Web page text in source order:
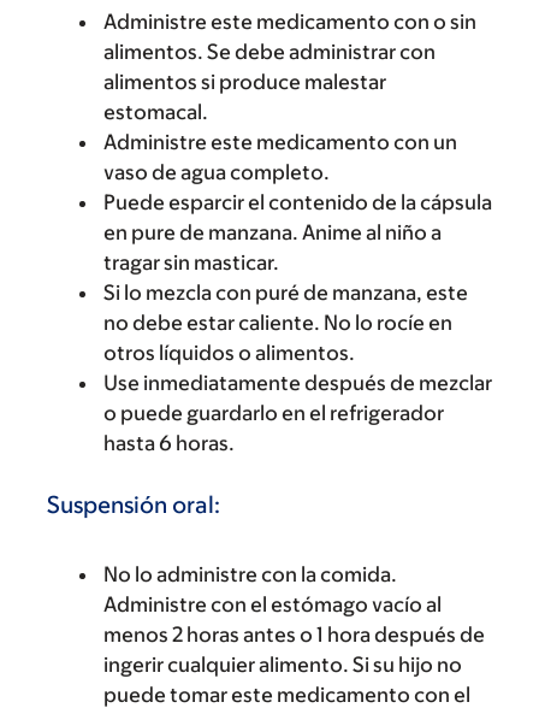
Administre este medicamento con o sin
alimentos. Se debe administrar con
alimentos si produce malestar
estomacal.
Administre este medicamento con un
vaso de agua completo.
Puede esparcir el contenido de la cápsula
en pure de manzana. Anime al niño a
tragar sin masticar.
Si lo mezcla con puré de manzana, este
no debe estar caliente. No lo rocíe en
otros líquidos o alimentos.
Use inmediatamente después de mezclar
o puede guardarlo en el refrigerador
hasta 6 horas.
Suspensión oral:
No lo administre con la comida.
Administre con el estómago vacío al
menos 2 horas antes o 1 hora después de
ingerir cualquier alimento. Si su hijo no
puede tomar este medicamento con el